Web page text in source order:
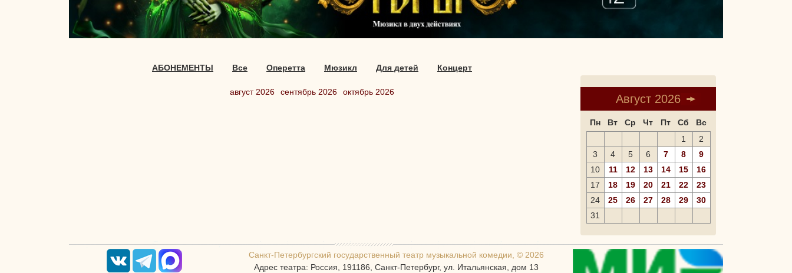
АБОНЕМЕНТЫ Все Оперетта Мюзикл Для детей Концерт
август 2026 сентябрь 2026 октябрь 2026
Август 2026
Пн Вт Ср Чт Пт Сб
Вс
1
2
3
4 5 6 7 8
9
10
11 12 13 14 15
16
17
18 19 20 21 22
23
24
25 26 27 28 29
30
31
Санкт-Петербургcкий государственный театр музыкальной комедии, © 2026
Адрес театра: Россия, 191186, Санкт-Петербург, ул. Итальянская, дом 13